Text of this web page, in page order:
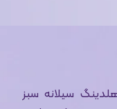
سیلانه سبز